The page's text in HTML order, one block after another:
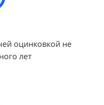
оцинковкой не
лет